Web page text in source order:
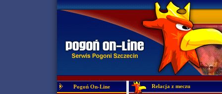
Pogoń On-Line
Relacja z meczu